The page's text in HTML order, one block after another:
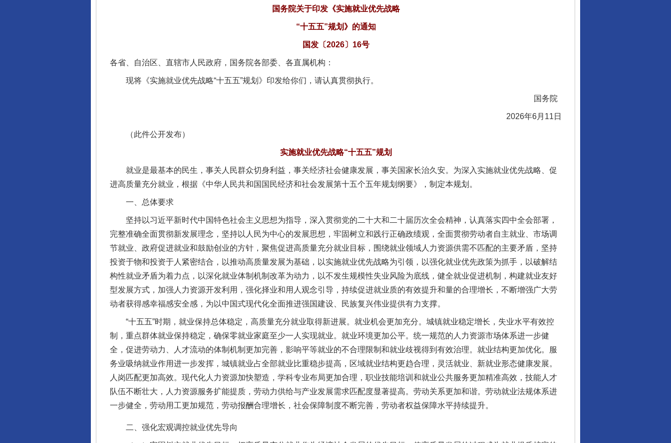
国务院关于印发《实施就业优先战略
“十五五”规划》的通知
国发〔2026〕16号
各省、自治区、直辖市人民政府，国务院各部委、各直属机构：
现将《实施就业优先战略“十五五”规划》印发给你们，请认真贯彻执行。
国务院
2026年6月11日
（此件公开发布）
实施就业优先战略“十五五”规划
就业是最基本的民生，事关人民群众切身利益，事关经济社会健康发展，事关国家长治久安。为深入实施就业优先战略、促
进高质量充分就业，根据《中华人民共和国国民经济和社会发展第十五个五年规划纲要》，制定本规划。
一、总体要求
坚持以习近平新时代中国特色社会主义思想为指导，深入贯彻党的二十大和二十届历次全会精神，认真落实四中全会部署，
完整准确全面贯彻新发展理念，坚持以人民为中心的发展思想，牢固树立和践行正确政绩观，全面贯彻劳动者自主就业、市场调
节就业、政府促进就业和鼓励创业的方针，聚焦促进高质量充分就业目标，围绕就业领域人力资源供需不匹配的主要矛盾，坚持
投资于物和投资于人紧密结合，以推动高质量发展为基础，以实施就业优先战略为引领，以强化就业优先政策为抓手，以破解结
构性就业矛盾为着力点，以深化就业体制机制改革为动力，以不发生规模性失业风险为底线，健全就业促进机制，构建就业友好
型发展方式，加强人力资源开发利用，强化择业和用人观念引导，持续促进就业质的有效提升和量的合理增长，不断增强广大劳
动者获得感幸福感安全感，为以中国式现代化全面推进强国建设、民族复兴伟业提供有力支撑。
“十五五”时期，就业保持总体稳定，高质量充分就业取得新进展。就业机会更加充分。城镇就业稳定增长，失业水平有效控
制，重点群体就业保持稳定，确保零就业家庭至少一人实现就业。就业环境更加公平。统一规范的人力资源市场体系进一步健
全，促进劳动力、人才流动的体制机制更加完善，影响平等就业的不合理限制和就业歧视得到有效治理。就业结构更加优化。服
务业吸纳就业作用进一步发挥，城镇就业占全部就业比重稳步提高，区域就业结构更趋合理，灵活就业、新就业形态健康发展。
人岗匹配更加高效。现代化人力资源加快塑造，学科专业布局更加合理，职业技能培训和就业公共服务更加精准高效，技能人才
队伍不断壮大，人力资源服务扩能提质，劳动力供给与产业发展需求匹配度显著提高。劳动关系更加和谐。劳动就业法规体系进
一步健全，劳动用工更加规范，劳动报酬合理增长，社会保障制度不断完善，劳动者权益保障水平持续提升。
二、强化宏观调控就业优先导向